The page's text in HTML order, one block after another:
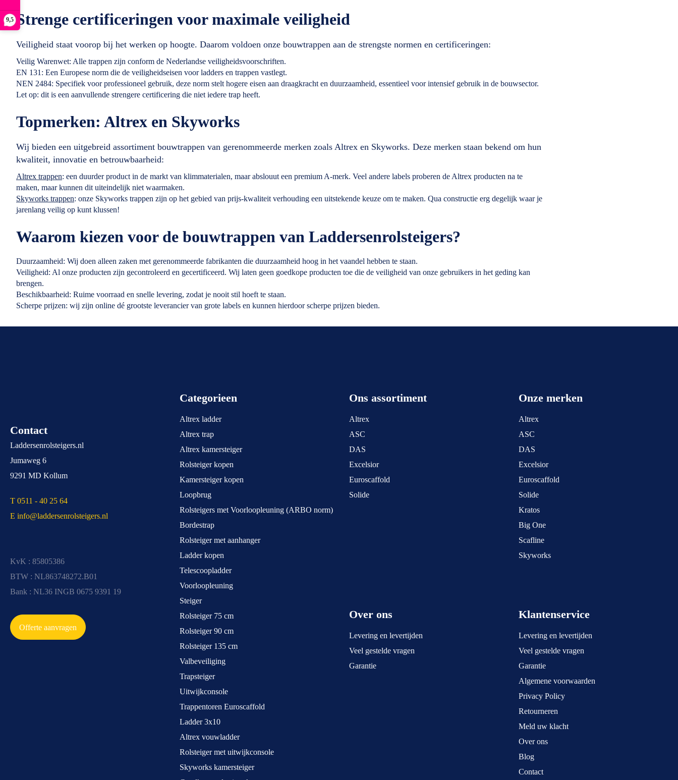
9,5 Strenge certificeringen voor maximale veiligheid
Veiligheid staat voorop bij het werken op hoogte. Daarom voldoen onze bouwtrappen aan de strengste normen en certificeringen:
Veilig Warenwet: Alle trappen zijn conform de Nederlandse veiligheidsvoorschriften.
EN 131: Een Europese norm die de veiligheidseisen voor ladders en trappen vastlegt.
NEN 2484: Specifiek voor professioneel gebruik, deze norm stelt hogere eisen aan draagkracht en duurzaamheid, essentieel voor intensief gebruik in de bouwsector.
Let op: dit is een aanvullende strengere certificering die niet iedere trap heeft.
Topmerken: Altrex en Skyworks
Wij bieden een uitgebreid assortiment bouwtrappen van gerenommeerde merken zoals Altrex en Skyworks. Deze merken staan bekend om hun
kwaliteit, innovatie en betrouwbaarheid:
Altrex trappen: een duurder product in de markt van klimmaterialen, maar abslouut een premium A-merk. Veel andere labels proberen de Altrex producten na te
maken, maar kunnen dit uiteindelijk niet waarmaken.
Skyworks trappen: onze Skyworks trappen zijn op het gebied van prijs-kwaliteit verhouding een uitstekende keuze om te maken. Qua constructie erg degelijk waar je
jarenlang veilig op kunt klussen!
Waarom kiezen voor de bouwtrappen van Laddersenrolsteigers?
Duurzaamheid: Wij doen alleen zaken met gerenommeerde fabrikanten die duurzaamheid hoog in het vaandel hebben te staan.
Veiligheid: Al onze producten zijn gecontroleerd en gecertificeerd. Wij laten geen goedkope producten toe die de veiligheid van onze gebruikers in het geding kan
brengen.
Beschikbaarheid: Ruime voorraad en snelle levering, zodat je nooit stil hoeft te staan.
Scherpe prijzen: wij zijn online dé grootste leverancier van grote labels en kunnen hierdoor scherpe prijzen bieden.
Contact
Laddersenrolsteigers.nl
Jumaweg 6
9291 MD Kollum
T 0511 - 40 25 64
E info@laddersenrolsteigers.nl
KvK : 85805386
BTW : NL863748272.B01
Bank : NL36 INGB 0675 9391 19
Offerte aanvragen
Categorieen
Altrex ladder
Altrex trap
Altrex kamersteiger
Rolsteiger kopen
Kamersteiger kopen
Loopbrug
Rolsteigers met Voorloopleuning (ARBO norm)
Bordestrap
Rolsteiger met aanhanger
Ladder kopen
Telescoopladder
Voorloopleuning
Steiger
Rolsteiger 75 cm
Rolsteiger 90 cm
Rolsteiger 135 cm
Valbeveiliging
Trapsteiger
Uitwijkconsole
Trappentoren Euroscaffold
Ladder 3x10
Altrex vouwladder
Rolsteiger met uitwijkconsole
Skyworks kamersteiger
Ons assortiment
Altrex
ASC
DAS
Excelsior
Euroscaffold
Solide
Onze merken
Altrex
ASC
DAS
Excelsior
Euroscaffold
Solide
Kratos
Big One
Scafline
Skyworks
Over ons
Levering en levertijden
Veel gestelde vragen
Garantie
Klantenservice
Levering en levertijden
Veel gestelde vragen
Garantie
Algemene voorwaarden
Privacy Policy
Retourneren
Meld uw klacht
Over ons
Blog
Contact